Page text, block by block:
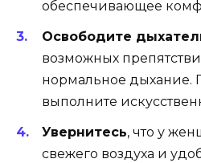
обеспечивающее
Освободите
возможных
нормальное дыхание.
выполните
Увернитесь, что у
свежего воздуха и